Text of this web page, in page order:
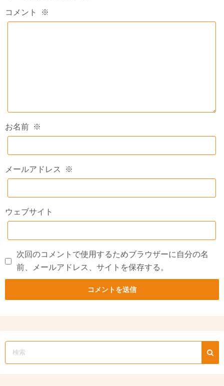
コメント ※
お名前 ※
メールアドレス ※
ウェブサイト
次回のコメントで使用するためブラウザーに自分の名
前、メールアドレス、サイトを保存する。